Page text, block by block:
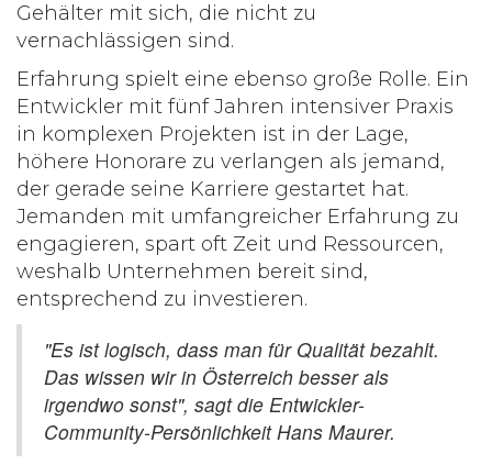
Gehälter mit sich, die nicht zu
vernachlässigen sind.
Erfahrung spielt eine ebenso große Rolle. Ein
Entwickler mit fünf Jahren intensiver Praxis
in komplexen Projekten ist in der Lage,
höhere Honorare zu verlangen als jemand,
der gerade seine Karriere gestartet hat.
Jemanden mit umfangreicher Erfahrung zu
engagieren, spart oft Zeit und Ressourcen,
weshalb Unternehmen bereit sind,
entsprechend zu investieren.
"Es ist logisch, dass man für Qualität bezahlt.
Das wissen wir in Österreich besser als
irgendwo sonst", sagt die Entwickler-
Community-Persönlichkeit Hans Maurer.